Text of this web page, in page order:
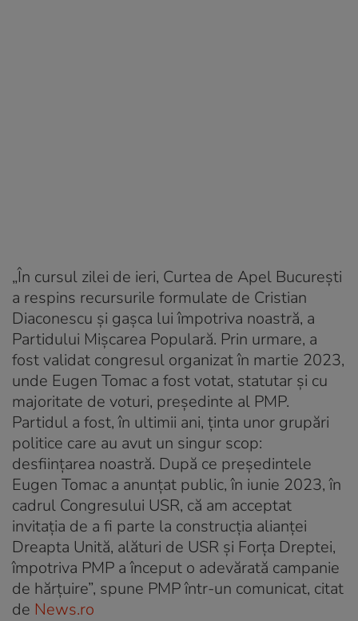
„În cursul zilei de ieri, Curtea de Apel Bucureşti
a respins recursurile formulate de Cristian
Diaconescu şi gaşca lui împotriva noastră, a
Partidului Mişcarea Populară. Prin urmare, a
fost validat congresul organizat în martie 2023,
unde Eugen Tomac a fost votat, statutar şi cu
majoritate de voturi, preşedinte al PMP.
Partidul a fost, în ultimii ani, ţinta unor grupări
politice care au avut un singur scop:
desfiinţarea noastră. După ce preşedintele
Eugen Tomac a anunţat public, în iunie 2023, în
cadrul Congresului USR, că am acceptat
invitaţia de a fi parte la construcţia alianţei
Dreapta Unită, alături de USR şi Forţa Dreptei,
împotriva PMP a început o adevărată campanie
de hărţuire”, spune PMP într-un comunicat, citat
de News.ro